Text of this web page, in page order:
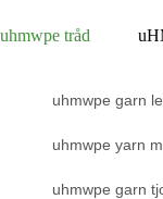
uhmwpe tråd
uhmwpe garn
uhmwpe yarn
uhmwpe garn